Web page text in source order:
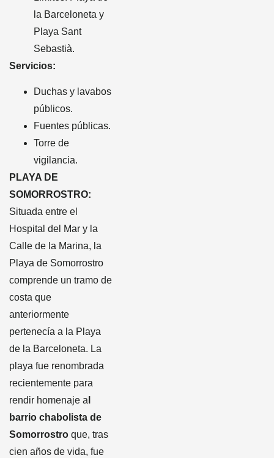
la Barceloneta y
Playa Sant
Sebastià.
Servicios:
Duchas y lavabos
públicos.
Fuentes públicas.
Torre de
vigilancia.
PLAYA DE
SOMORROSTRO:
Situada entre el
Hospital del Mar y la
Calle de la Marina, la
Playa de Somorrostro
comprende un tramo de
costa que
anteriormente
pertenecía a la Playa
de la Barceloneta. La
playa fue renombrada
recientemente para
rendir homenaje a
barrio chabolista de
Somorrostro que, tras
cien años de vida, fue